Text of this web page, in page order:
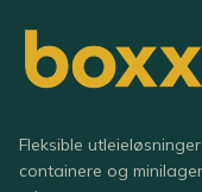
Fleksible
containere og